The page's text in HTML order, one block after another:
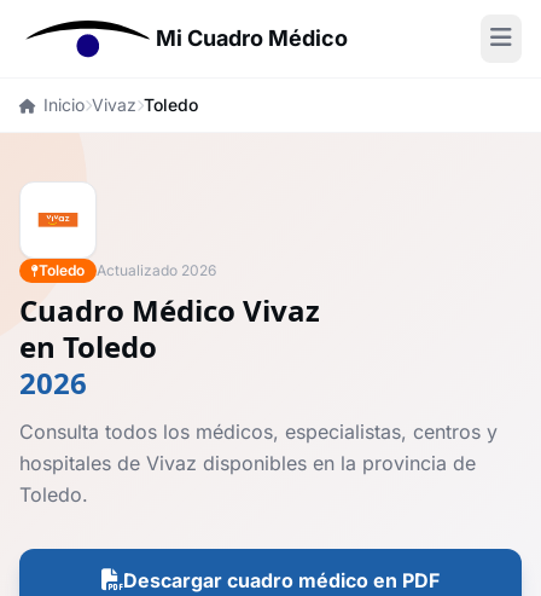
Mi Cuadro Médico
Inicio Vivaz Toledo
Toledo Actualizado 2026
Cuadro Médico Vivaz
en Toledo
2026
Consulta todos los médicos, especialistas, centros y
hospitales de Vivaz disponibles en la provincia de
Toledo.
Descargar cuadro médico en PDF